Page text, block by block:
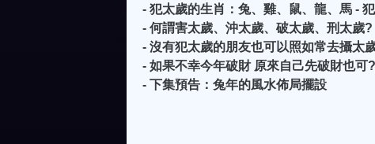
- 犯太歲的生肖：兔、雞、鼠、龍、馬 -
- 何謂害太歲、沖太歲、破太歲、刑太歲?
- 沒有犯太歲的朋友也可以照如常去攝太
- 如果不幸今年破財 原來自己先破財也可
- 下集預告：兔年的風水佈局擺設